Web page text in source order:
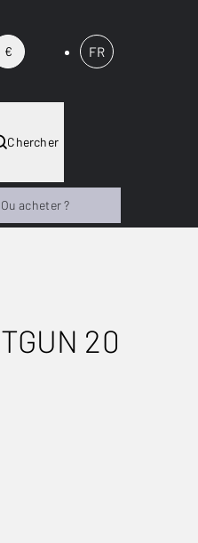
€ FR
Chercher
20
Ou acheter ?